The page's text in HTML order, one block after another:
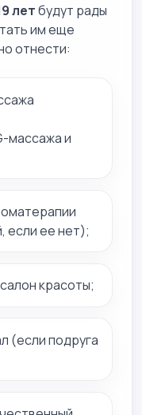
летбудут рады
им еще
отнести:
массажа и
если ее нет);
красоты;
(если подруга